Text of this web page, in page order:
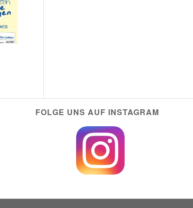
FOLGE UNS AUF INSTAGRAM